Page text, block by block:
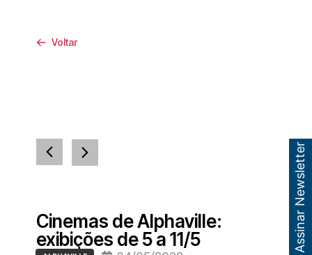
Voltar
Cinemas de Alphaville:
exibições de 5 a 11/5
Assinar Newsletter